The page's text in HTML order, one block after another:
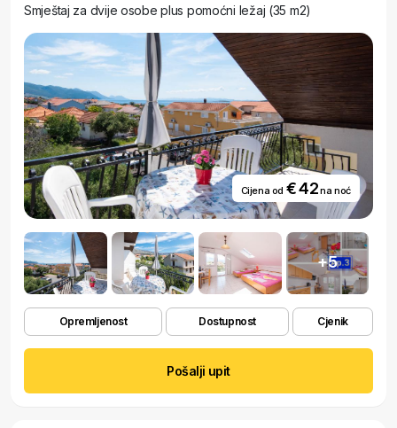
Smještaj za dvije osobe plus pomoćni ležaj (35 m2)
Cijena od € 42na noć
+5
Opremljenost Dostupnost Cjenik
Pošalji upit